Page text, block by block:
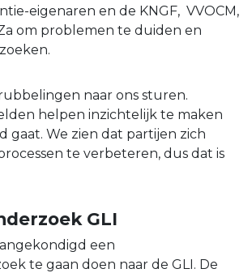
eigenaren en de KNGF, VVOCM,
om problemen te duiden en
naar ons sturen.
helpen inzichtelijk te maken
gaat. We zien dat partijen zich
te verbeteren, dus dat is
GLI
een
te gaan doen naar de GLI. De